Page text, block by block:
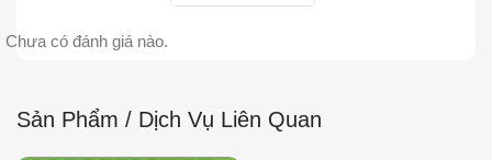
Chưa có đánh giá nào.
Sản Phẩm / Dịch Vụ Liên Quan